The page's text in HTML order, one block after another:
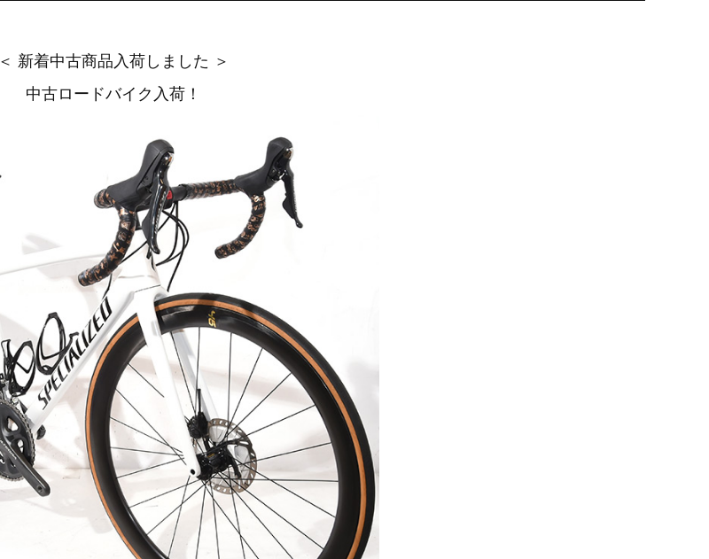
＜ 新着中古商品入荷しました ＞
中古ロードバイク入荷！